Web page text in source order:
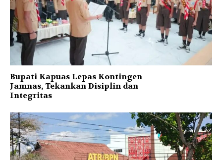
Bupati Kapuas Lepas Kontingen
Jamnas, Tekankan Disiplin dan
Integritas